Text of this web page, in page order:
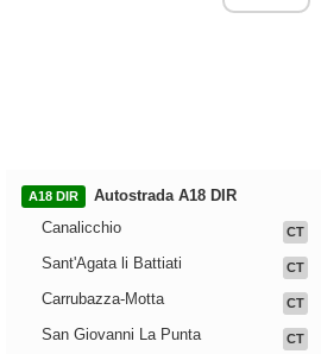
A18 DIR
Autostrada A18 DIR
Canalicchio
CT
Sant'Agata li Battiati CT
Carrubazza-Motta CT
San Giovanni La Punta CT